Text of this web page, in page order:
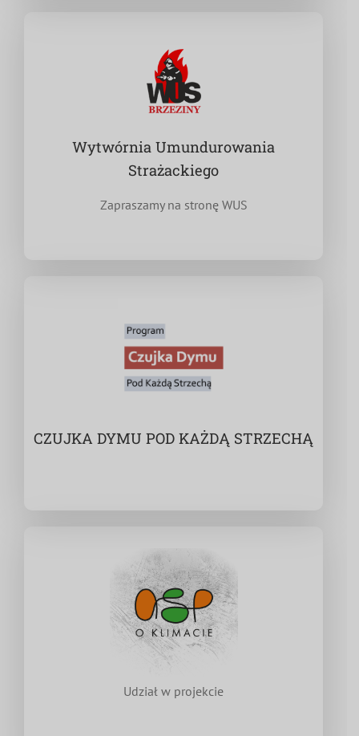
Wytwórnia Umundurowania
Strażackiego
Zapraszamy na stronę WUS
CZUJKA DYMU POD KAŻDĄ STRZECHĄ
Udział w projekcie